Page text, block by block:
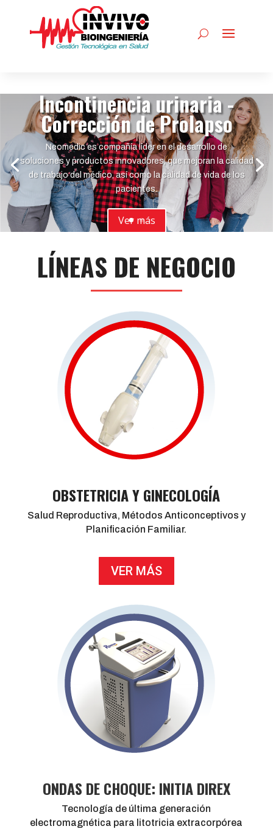
Incontinencia urinaria -
Corrección de Prolapso
Neomedic es compañía líder en el desarrollo de
soluciones y productos innovadores, que mejoran la calidad
de trabajo del médico, así como la calidad de vida de los
pacientes.
Ver más
LÍNEAS DE NEGOCIO
OBSTETRICIA Y GINECOLOGÍA
Salud Reproductiva, Métodos Anticonceptivos y
Planificación Familiar.
VER MÁS
ONDAS DE CHOQUE: INITIA DIREX
Tecnología de última generación
electromagnética para litotricia extracorpórea